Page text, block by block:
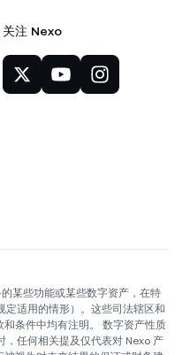
关注 Nexo
某些功能或某些数字资产，在特
定适用的情形）。这些司法辖区和
条件中均有注明。 数字资产性质
，任何相关提及仅代表对 Nexo 产